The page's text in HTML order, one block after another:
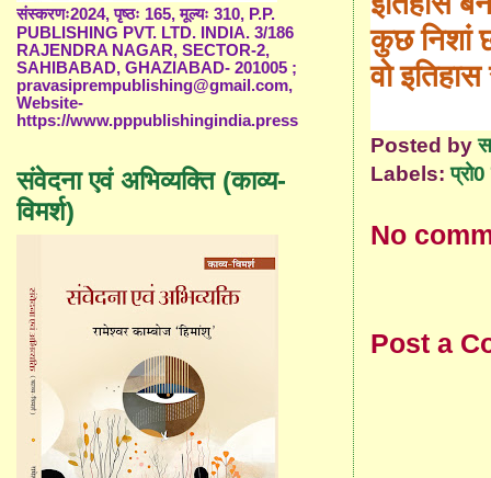
कुछ निशां
वो
Posted by
Labels:
No
Post a
संस्करणः2024, पृष्ठः 165, मूल्यः 310, P.P.
PUBLISHING PVT. LTD. INDIA. 3/186
RAJENDRA NAGAR, SECTOR-2,
SAHIBABAD, GHAZIABAD- 201005 ;
pravasiprempublishing@gmail.com,
Website-
https://www.pppublishingindia.press
संवेदना एवं अभिव्यक्ति (काव्य-
विमर्श)